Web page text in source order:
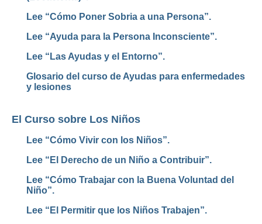
Lee “Cómo Poner Sobria a una Persona”.
Lee “Ayuda para la Persona Inconsciente”.
Lee “Las Ayudas y el Entorno”.
Glosario del curso de Ayudas para enfermedades
y lesiones
El Curso sobre Los Niños
Lee “Cómo Vivir con los Niños”.
Lee “El Derecho de un Niño a Contribuir”.
Lee “Cómo Trabajar con la Buena Voluntad del
Niño”.
Lee “El Permitir que los Niños Trabajen”.